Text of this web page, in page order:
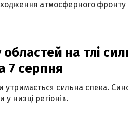
атмосферного фронту
на тлі
7 серпня
утримається сильна спека.
низці регіонів.